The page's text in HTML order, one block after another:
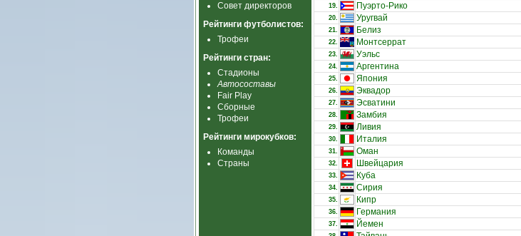
Совет директоров
Рейтинги футболистов:
Трофеи
Рейтинги стран:
Стадионы
Автосоставы
Fair Play
Сборные
Трофеи
Рейтинги мирокубков:
Команды
Страны
19. Пуэрто-Рико
20. Уругвай
21. Белиз
22. Монтсеррат
23. Уэльс
24. Аргентина
25. Япония
26. Эквадор
27. Эсватини
28. Замбия
29. Ливия
30. Италия
31. Оман
32. Швейцария
33. Куба
34. Сирия
35. Кипр
36. Германия
37. Йемен